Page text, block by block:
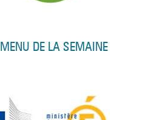
MENU DE LA SEMAINE